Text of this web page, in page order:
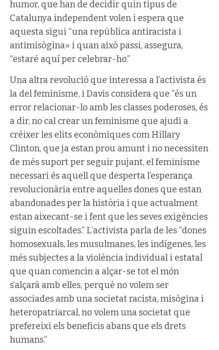
humor, que han de decidir quin tipus de
Catalunya independent volen i espera que
aquesta sigui “una república antiracista i
antimisògina» i quan això passi, assegura,
“estaré aquí per celebrar-ho.”
Una altra revolució que interessa a l’activista és
la del feminisme, i Davis considera que “és un
error relacionar-lo amb les classes poderoses, és
a dir, no cal crear un feminisme que ajudi a
créixer les elits econòmiques com Hillary
Clinton, que ja estan prou amunt i no necessiten
de més suport per seguir pujant, el feminisme
necessari és aquell que desperta l’esperança
revolucionària entre aquelles dones que estan
abandonades per la història i que actualment
estan aixecant-se i fent que les seves exigències
siguin escoltades.” L’activista parla de les “dones
homosexuals, les musulmanes, les indígenes, les
més subjectes a la violència individual i estatal
que quan comencin a alçar-se tot el món
s’alçarà amb elles, perquè no volem ser
associades amb una societat racista, misògina i
heteropatriarcal, no volem una societat que
prefereixi els beneficis abans que els drets
humans.”